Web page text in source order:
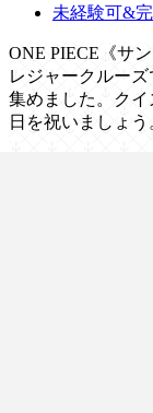
未経験可&
ONE PIECE《サ
レジャークルー
集めました。ク
日を祝いましょう